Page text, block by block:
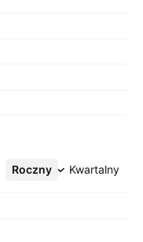
Roczny Kwartalny
Więcej